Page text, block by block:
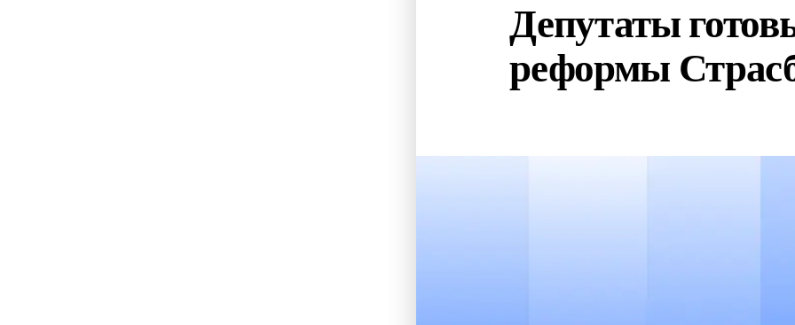
Депутаты
реформы